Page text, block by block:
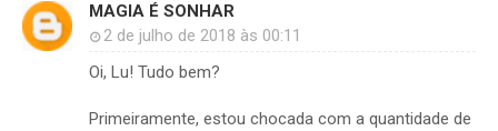
MAGIA É SONHAR
2 de julho de 2018 às 00:11
Oi, Lu! Tudo bem?
Primeiramente, estou chocada com a quantidade de